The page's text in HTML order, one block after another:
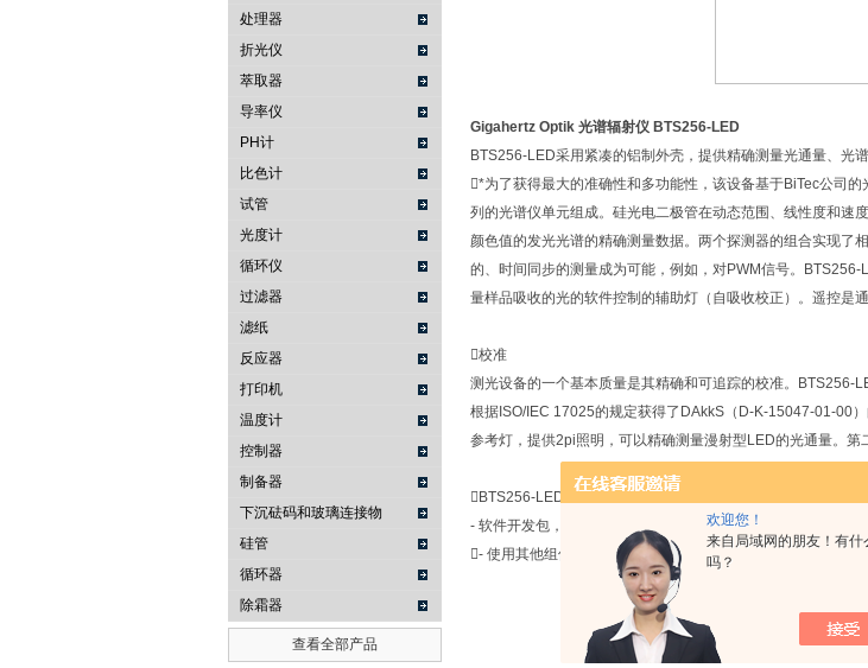
欢迎您！
来自局域网的朋友！有什
吗？
处理器
折光仪
萃取器
导率仪
PH计
比色计
试管
光度计
循环仪
过滤器
滤纸
反应器
打印机
温度计
控制器
制备器
下沉砝码和玻璃连接物
硅管
循环器
除霜器
查看全部产品
Gigahertz Optik 光谱辐射仪 BTS256-LED
BTS256-LED采用紧凑的铝制外壳，提供精确测量光通量、光
*为了获得最大的准确性和多功能性，该设备基于BiTec公司
列的光谱仪单元组成。硅光电二极管在动态范围、线性度和速
颜色值的发光光谱的精确测量数据。两个探测器的组合实现了
的、时间同步的测量成为可能，例如，对PWM信号。
量样品吸收的光的软件控制的辅助灯（自吸收校正）。遥控是
校准
测光设备的一个基本质量是其精确和可追踪的校准。BTS256-
根据ISO/IEC 17025的规定获得了DAkkS（D-K-15047-01-00
参考灯，提供2pi照明，可以精确测量漫射型LED的光通量。第
BTS256-LED的选项
- 软件开发包，使用户能够在自己的软件中集成该设备
- 使用其他组件扩展到BTS256-LED Plus Concept（用于照度